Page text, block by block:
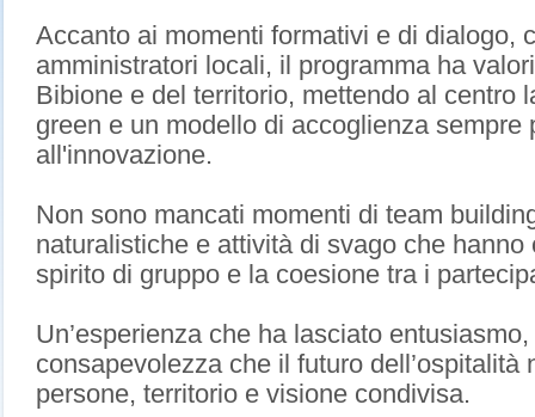
Accanto ai momenti formativi e di dialogo,
amministratori locali, il programma ha
Bibione e del territorio, mettendo al centro
green e un modello di accoglienza sempre
all'innovazione.
Non sono mancati momenti di team
naturalistiche e attività di svago che
spirito di gruppo e la coesione tra i
Un’esperienza che ha lasciato
consapevolezza che il futuro dell’ospitalità
persone, territorio e visione condivisa.